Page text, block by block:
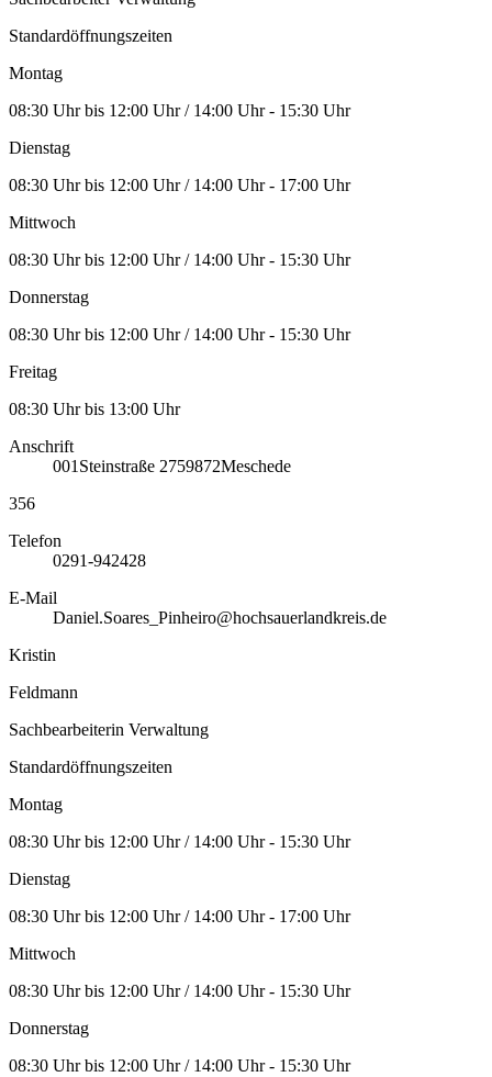
Standardöffnungszeiten
Montag
08:30 Uhr bis 12:00 Uhr / 14:00 Uhr - 15:30 Uhr
Dienstag
08:30 Uhr bis 12:00 Uhr / 14:00 Uhr - 17:00 Uhr
Mittwoch
08:30 Uhr bis 12:00 Uhr / 14:00 Uhr - 15:30 Uhr
Donnerstag
08:30 Uhr bis 12:00 Uhr / 14:00 Uhr - 15:30 Uhr
Freitag
08:30 Uhr bis 13:00 Uhr
Anschrift
001 Steinstraße 2759872Meschede
356
Telefon
0291-942428
E-Mail
Daniel.Soares_Pinheiro@hochsauerlandkreis.de
Kristin
Feldmann
Sachbearbeiterin Verwaltung
Standardöffnungszeiten
Montag
08:30 Uhr bis 12:00 Uhr / 14:00 Uhr - 15:30 Uhr
Dienstag
08:30 Uhr bis 12:00 Uhr / 14:00 Uhr - 17:00 Uhr
Mittwoch
08:30 Uhr bis 12:00 Uhr / 14:00 Uhr - 15:30 Uhr
Donnerstag
08:30 Uhr bis 12:00 Uhr / 14:00 Uhr - 15:30 Uhr